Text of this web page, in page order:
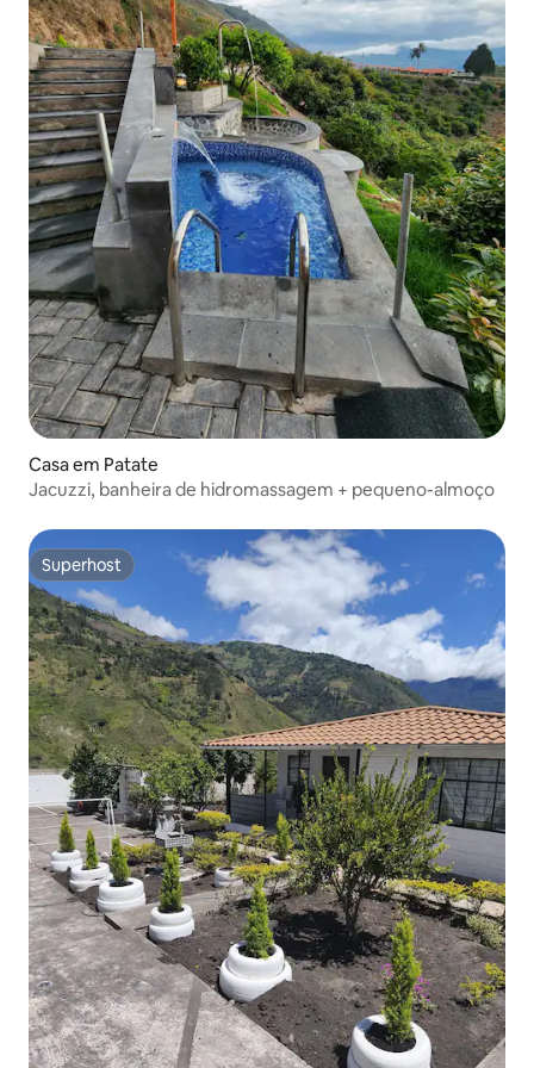
Casa em Patate
Jacuzzi, banheira de hidromassagem + pequeno-almoço
Superhost
Superhost